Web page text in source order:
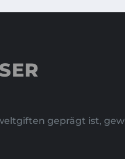
geprägt ist,